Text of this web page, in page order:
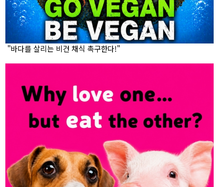
"바다를 살리는 비건 채식 촉구한다!"